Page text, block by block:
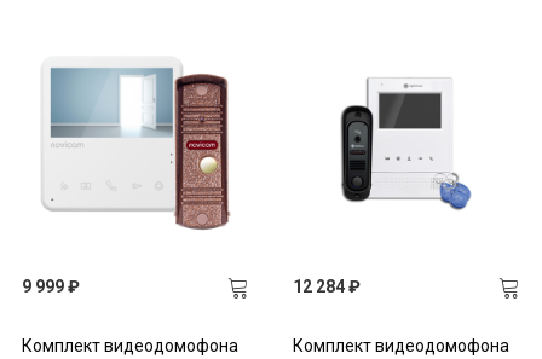
9 999 ₽
Комплект видеодомофона
12 284 ₽
Комплект видеодомофона